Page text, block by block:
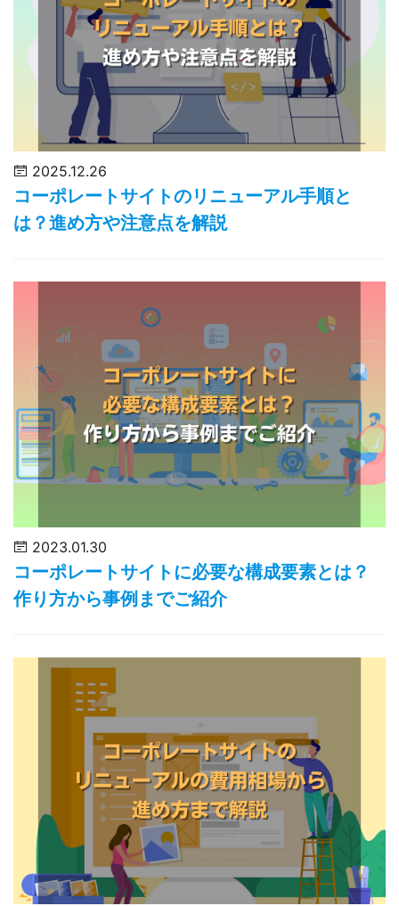
2025.12.26
コーポレートサイトのリニューアル手順と
は？進め方や注意点を解説
2023.01.30
コーポレートサイトに必要な構成要素とは？
作り方から事例までご紹介